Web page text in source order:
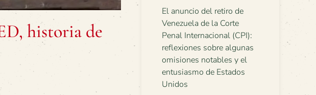
historia de
El anuncio del retiro de
Venezuela de la Corte
Penal Internacional (CPI):
reflexiones sobre algunas
omisiones notables y el
entusiasmo de Estados
Unidos